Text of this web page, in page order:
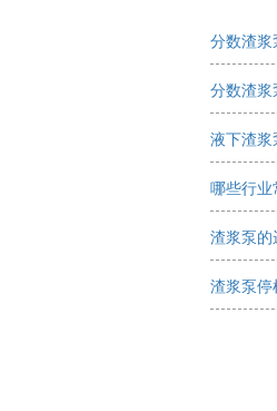
分数渣浆
分数渣浆
液下渣浆
哪些行业
渣浆泵的
渣浆泵停